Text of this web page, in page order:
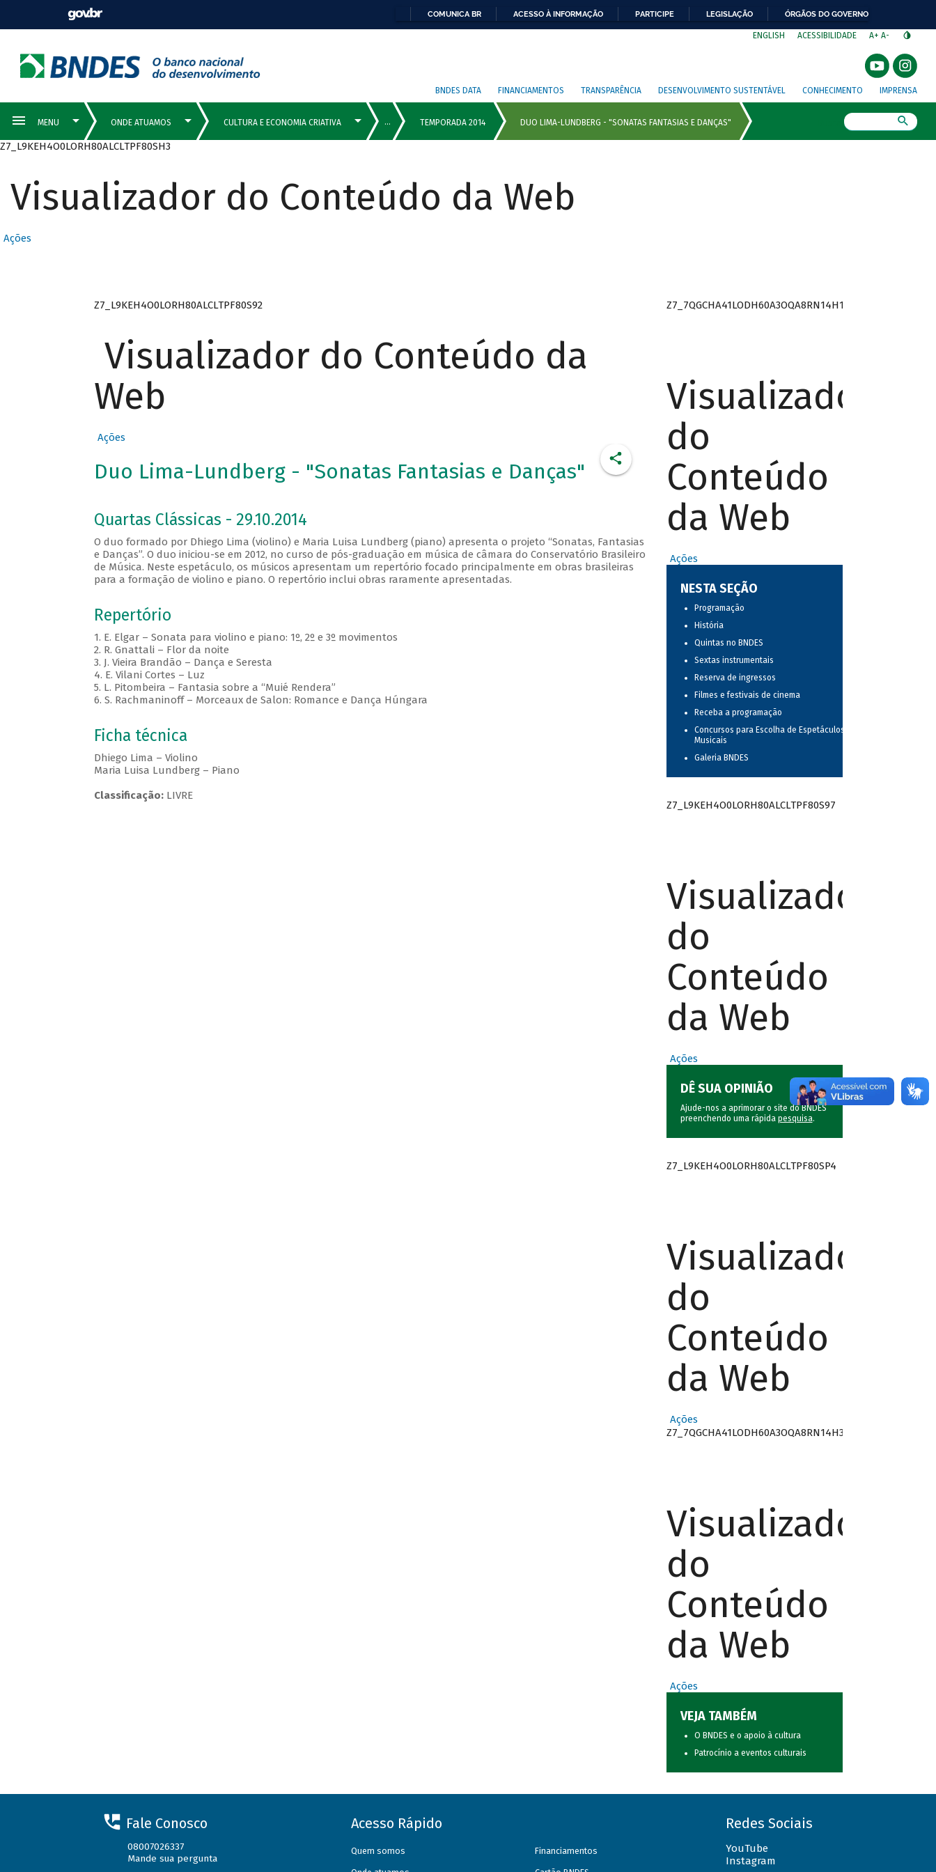
COMUNICA BR ACESSO À INFORMAÇÃO PARTICIPE LEGISLAÇÃO ÓRGÃOS DO GOVERNO
ENGLISH ACESSIBILIDADE A+ A-
BNDES DATA FINANCIAMENTOS TRANSPARÊNCIA DESENVOLVIMENTO SUSTENTÁVEL CONHECIMENTO IMPRENSA
Z7_L9KEH4O0LORH80ALCLTPF80SH3
Visualizador do Conteúdo da Web
Ações
Z7_L9KEH4O0LORH80ALCLTPF80S92
Visualizador do Conteúdo da
Web
Ações
Duo Lima-Lundberg - "Sonatas Fantasias e Danças"
Quartas Clássicas - 29.10.2014
O duo formado por Dhiego Lima (violino) e Maria Luisa Lundberg (piano) apresenta o projeto “Sonatas, Fantasias
e Danças”. O duo iniciou-se em 2012, no curso de pós-graduação em música de câmara do Conservatório Brasileiro
de Música. Neste espetáculo, os músicos apresentam um repertório focado principalmente em obras brasileiras
para a formação de violino e piano. O repertório inclui obras raramente apresentadas.
Repertório
1. E. Elgar – Sonata para violino e piano: 1º, 2º e 3º movimentos
2. R. Gnattali – Flor da noite
3. J. Vieira Brandão – Dança e Seresta
4. E. Vilani Cortes – Luz
5. L. Pitombeira – Fantasia sobre a “Muié Rendera”
6. S. Rachmaninoff – Morceaux de Salon: Romance e Dança Húngara
Ficha técnica
Dhiego Lima – Violino
Maria Luisa Lundberg – Piano
Classificação:LIVRE
Z7_7QGCHA41LODH60A3OQA8RN14H1
Visualizador
do
Conteúdo
da Web
Ações
NESTA SEÇÃO
Programação
História
Quintas no BNDES
Sextas instrumentais
Reserva de ingressos
Filmes e festivais de cinema
Receba a programação
Concursos para Escolha de Espetáculos
Musicais
Galeria BNDES
Z7_L9KEH4O0LORH80ALCLTPF80S97
Visualizador
do
Conteúdo
da Web
Ações
DÊ SUA OPINIÃO
Ajude-nos a aprimorar o site do BNDES
preenchendo uma rápida pesquisa.
Z7_L9KEH4O0LORH80ALCLTPF80SP4
Visualizador
do
Conteúdo
da Web
Ações
Z7_7QGCHA41LODH60A3OQA8RN14H3
Visualizador
do
Conteúdo
da Web
Ações
VEJA TAMBÉM
O BNDES e o apoio à cultura
Patrocínio a eventos culturais
Fale Conosco
08007026337
Mande sua pergunta
Acesso Rápido
Quem somos Financiamentos
Redes Sociais
YouTube
Instagram